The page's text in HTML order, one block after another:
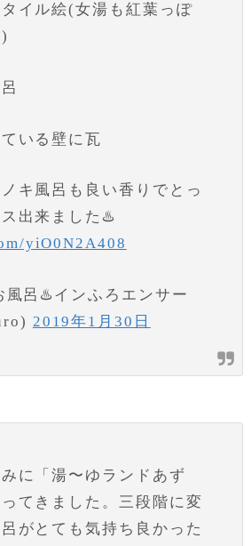
タイル絵(女湯も紅葉っぽ
いる壁に瓦
キ風呂も良い香りでとっ
出来ました♨️
yiO0N2A408
呂♨️インふろエンサー
2019年1月30日
に「湯〜ゆランドあず
てきました。三段階に変
がとても気持ち良かった